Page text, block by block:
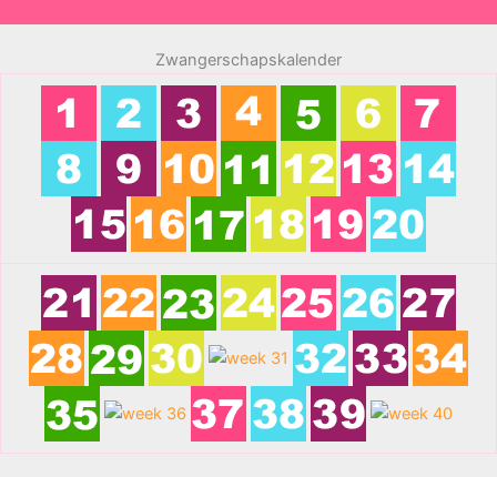
Zwangerschapskalender